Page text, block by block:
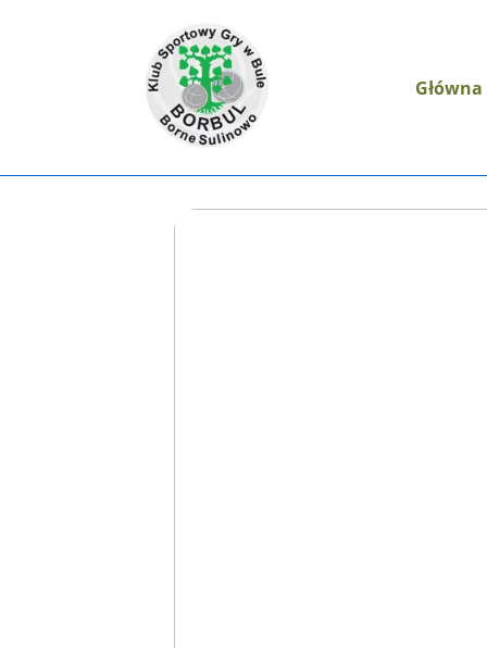
Główna